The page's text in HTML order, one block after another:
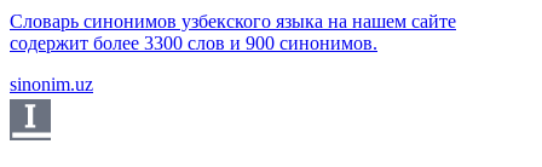
Словарь синонимов узбекского языка на нашем сайте
содержит более 3300 слов и 900 синонимов.
sinonim.uz